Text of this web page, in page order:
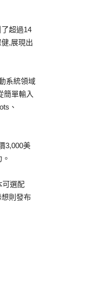
超過14
,展現出
系統領域
簡單輸入
、
3,000美
可選配
則發布